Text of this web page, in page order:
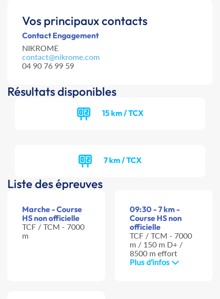
Vos principaux contacts
Contact Engagement
NIKROME
contact@nikrome.com
04 90 76 99 59
Résultats disponibles
15 km / TCX
7 km / TCX
Liste des épreuves
Marche - Course
HS non officielle
TCF / TCM - 7000
m
09:30 - 7 km -
Course HS non
officielle
TCF / TCM - 7000
m / 150 m D+ /
8500 m effort
Plus d'infos